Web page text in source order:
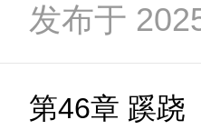
发布于
第46章 蹊跷